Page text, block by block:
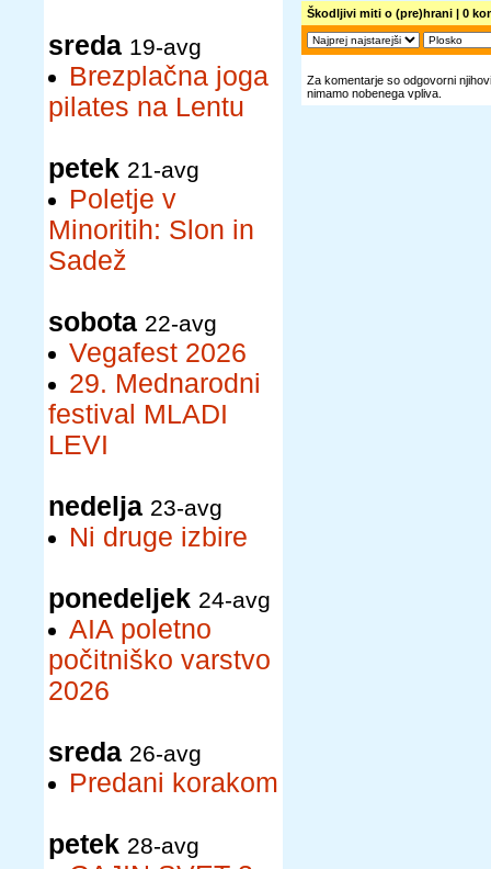
sreda 19-avg
Brezplačna joga
pilates na Lentu
petek 21-avg
Poletje v
Minoritih: Slon in
Sadež
sobota 22-avg
Vegafest 2026
29. Mednarodni
festival MLADI
LEVI
nedelja 23-avg
Ni druge izbire
ponedeljek 24-avg
AIA poletno
počitniško varstvo
2026
sreda 26-avg
Predani korakom
petek 28-avg
Škodljivi miti o (pre)hrani | 0
Za komentarje so odgovorni
nimamo nobenega vpliva.